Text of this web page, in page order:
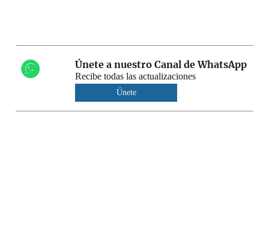
Únete a nuestro Canal de WhatsApp
Recibe todas las actualizaciones
Únete